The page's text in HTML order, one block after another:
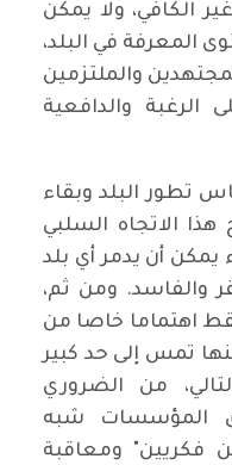
الكافي، ولا يمكن
في البلد،
والملتزمين
الرغبة والدافعية
تطور البلد وبقاء
الاتجاه السلبي
أن يدمر أي بلد
والفاسد. ومن ثم،
اهتماما خاصا من
تمس إلى حد كبير
من الضروري
المؤسسات شبه
فكريين" ومعاقبة